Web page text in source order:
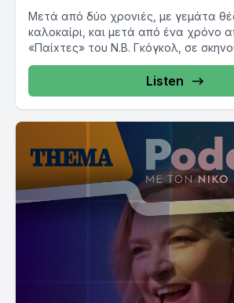
Μετά από δύο χρονιές, με γεμάτα
καλοκαίρι, και μετά από ένα χρόνο
«Παίxτες» του Ν.Β. Γκόγκολ, σε
Listen